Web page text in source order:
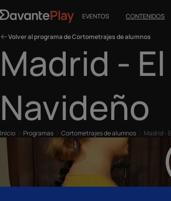
EVENTOS CONTENIDOS
Volver al programa de Cortometrajes de alumnos
Madrid -
Navideño
Inicio Programas Cortometrajes de alumnos Madrid -